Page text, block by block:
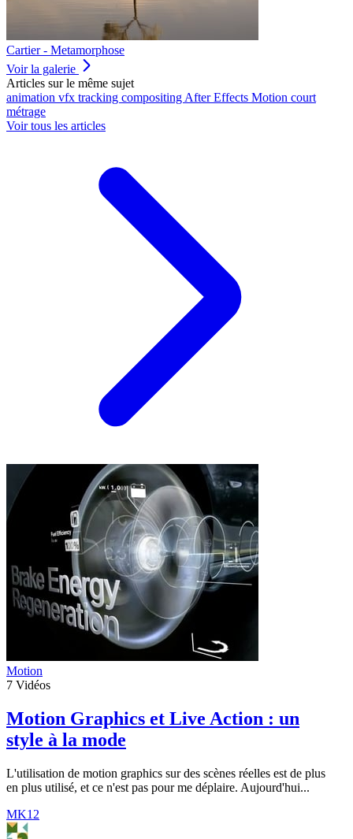
Cartier - Metamorphose
Voir la galerie
Articles sur le même sujet
animation vfx tracking compositing After Effects Motion court
métrage
Voir tous les articles
Motion
7 Vidéos
Motion Graphics et Live Action : un
style à la mode
L'utilisation de motion graphics sur des scènes réelles est de plus
en plus utilisé, et ce n'est pas pour me déplaire. Aujourd'hui...
MK12